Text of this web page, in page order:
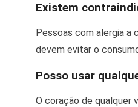
Existem
Pessoas com alergia a
devem evitar o
Posso usar
O coração de qualquer